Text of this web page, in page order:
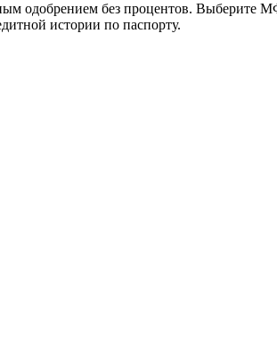
без процентов. Выберите
истории по паспорту.